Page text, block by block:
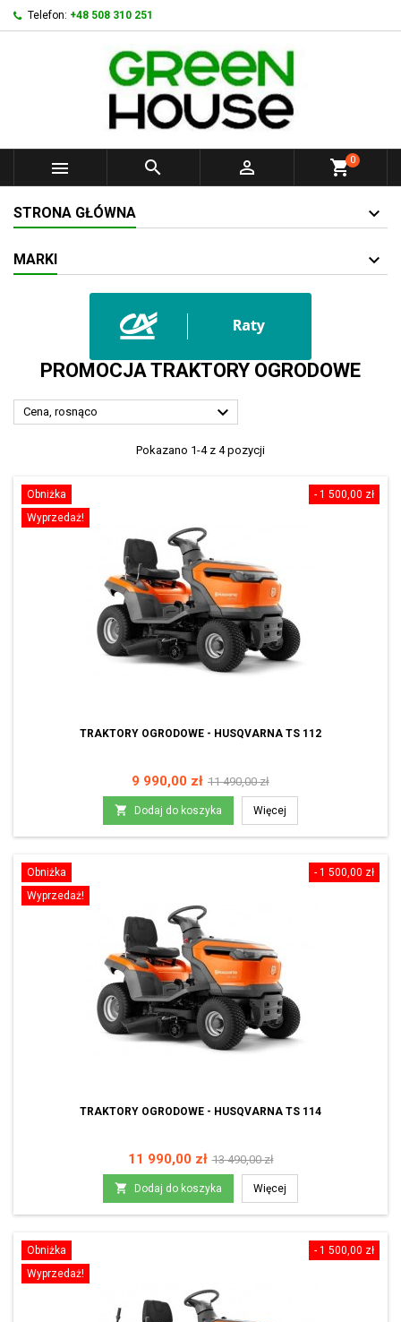
Telefon: +48 508 310 251
   shopping_cart0
STRONA GŁÓWNA
MARKI
PROMOCJA TRAKTORY OGRODOWE
Cena, rosnąco 
Pokazano 1-4 z 4 pozycji
- 1 500,00 zł
Obniżka
Wyprzedaż!
TRAKTORY OGRODOWE - HUSQVARNA TS 112
Cena
9 990,00 zł Cena
podstawowa
11 490,00 zł
 Dodaj do koszyka Więcej
- 1 500,00 zł
Obniżka
Wyprzedaż!
TRAKTORY OGRODOWE - HUSQVARNA TS 114
Cena
11 990,00 zł Cena
podstawowa
13 490,00 zł
 Dodaj do koszyka Więcej
- 1 500,00 zł
Obniżka
Wyprzedaż!